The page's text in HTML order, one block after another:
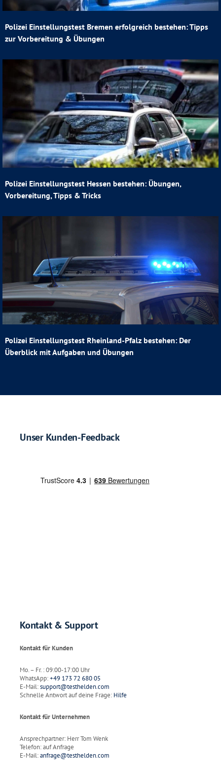
Polizei Einstellungstest Bremen erfolgreich bestehen: Tipps
zur Vorbereitung & Übungen
Polizei Einstellungstest Hessen bestehen: Übungen,
Vorbereitung, Tipps & Tricks
Polizei Einstellungstest Rheinland-Pfalz bestehen: Der
Überblick mit Aufgaben und Übungen
Unser Kunden-Feedback
Kontakt & Support
Kontakt für Kunden
Mo. – Fr. : 09:00-17:00 Uhr
WhatsApp:+49 173 72 680 05
E-Mail:support@testhelden.com
Schnelle Antwort auf deine Frage: Hilfe
Kontakt für Unternehmen
Ansprechpartner: Herr Tom Wenk
Telefon: auf Anfrage
E-Mail:anfrage@testhelden.com